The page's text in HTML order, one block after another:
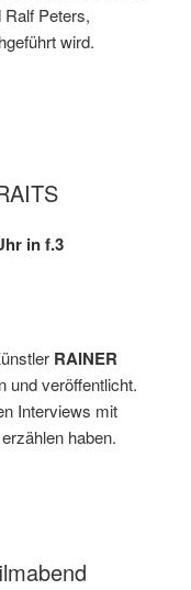
Peters,
wird.
in f.3
RAINER
und veröffentlicht.
Interviews mit
haben.